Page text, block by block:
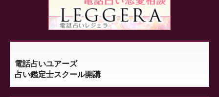
電話占いユアーズ
占い鑑定士スクール開講